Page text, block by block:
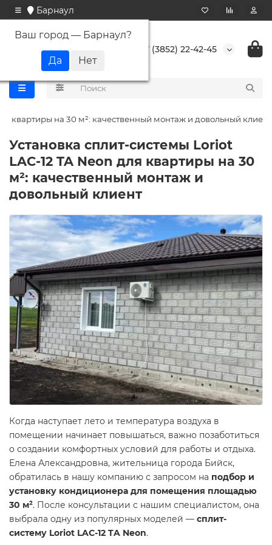
Барнаул
Ваш город — Барнаул?
+7 (3852) 22-42-45
квартиры на 30 м²: качественный монтаж и довольный клиент
Установка сплит-системы Loriot
LAC-12 TA Neon для квартиры на 30
м²: качественный монтаж и
довольный клиент
Когда наступает лето и температура воздуха в
помещении начинает повышаться, важно позаботиться
о создании комфортных условий для работы и отдыха.
Елена Александровна, жительница города Бийск,
обратилась в нашу компанию с запросом на подбор и
установку кондиционера для помещения площадью
30 м². После консультации с нашим специалистом, она
выбрала одну из популярных моделей — сплит-
систему Loriot LAC-12 TA Neon.